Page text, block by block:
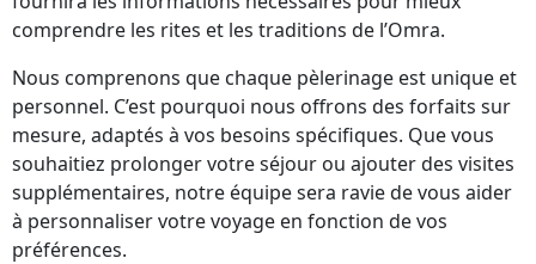
comprendre les rites et les traditions de l’Omra.
Nous comprenons que chaque pèlerinage est unique et
personnel. C’est pourquoi nous offrons des forfaits sur
mesure, adaptés à vos besoins spécifiques. Que vous
souhaitiez prolonger votre séjour ou ajouter des visites
supplémentaires, notre équipe sera ravie de vous aider
à personnaliser votre voyage en fonction de vos
préférences.